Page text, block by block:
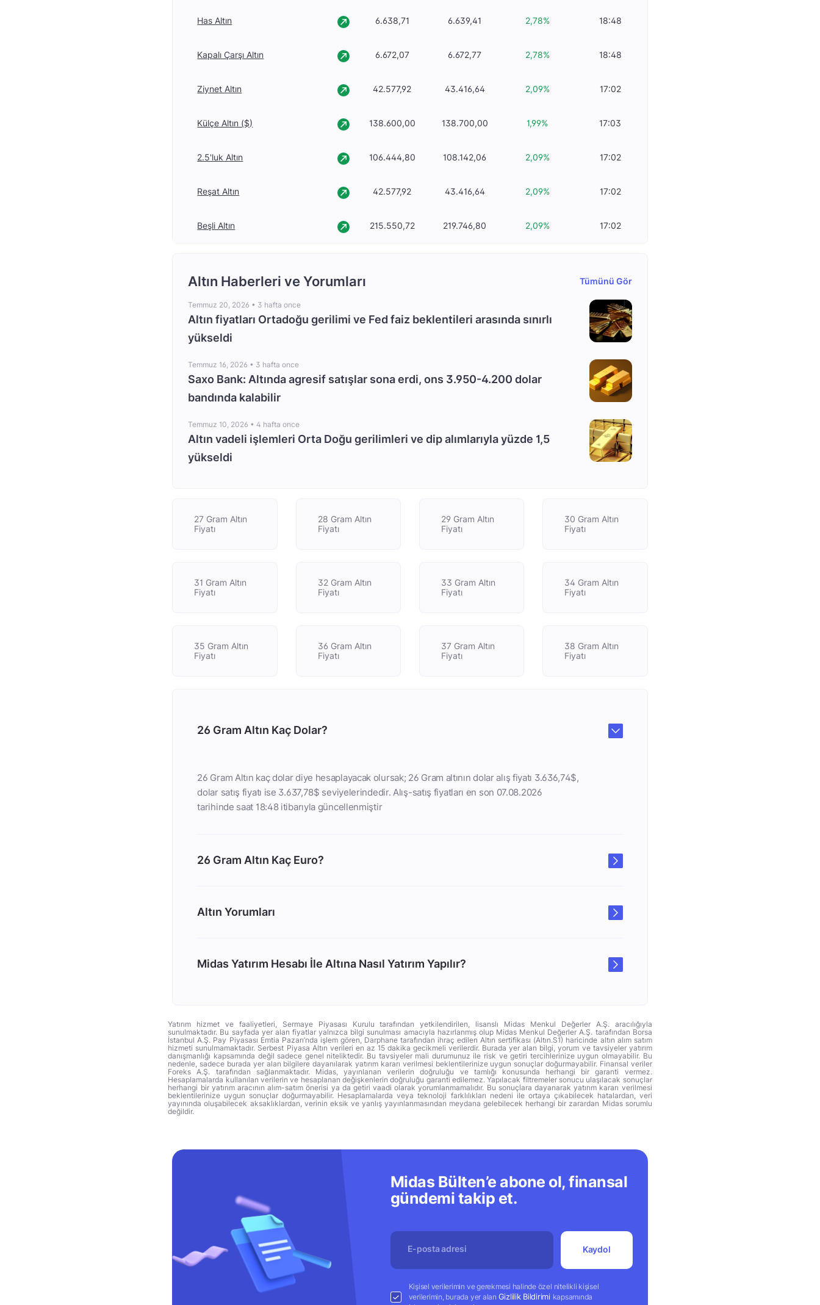
Has Altın 6.638,71 6.639,41 2,78% 18:48
Kapalı Çarşı Altın 6.672,07 6.672,77 2,78% 18:48
Ziynet Altın 42.577,92 43.416,64 2,09% 17:02
Külçe Altın ($) 138.600,00 138.700,00 1,99% 17:03
2.5'luk Altın 106.444,80 108.142,06 2,09% 17:02
Reşat Altın 42.577,92 43.416,64 2,09% 17:02
Beşli Altın 215.550,72 219.746,80 2,09% 17:02
Altın Haberleri ve Yorumları Tümünü Gör
Temmuz 20, 2026 • 3 hafta once
Altın fiyatları Ortadoğu gerilimi ve Fed faiz beklentileri arasında sınırlı
yükseldi
Temmuz 16, 2026 • 3 hafta once
Saxo Bank: Altında agresif satışlar sona erdi, ons 3.950-4.200 dolar
bandında kalabilir
Temmuz 10, 2026 •4 hafta once
Altın vadeli işlemleri Orta Doğu gerilimleri ve dip alımlarıyla yüzde 1,5
yükseldi
27 Gram Altın
Fiyatı
28 Gram Altın
Fiyatı
29 Gram Altın
Fiyatı
30 Gram Altın
Fiyatı
31 Gram Altın
Fiyatı
32 Gram Altın
Fiyatı
33 Gram Altın
Fiyatı
34 Gram Altın
Fiyatı
35 Gram Altın
Fiyatı
36 Gram Altın
Fiyatı
37 Gram Altın
Fiyatı
38 Gram Altın
Fiyatı
26 Gram Altın Kaç Dolar?
26 Gram Altın kaç dolar diye hesaplayacak olursak; 26 Gram altının dolar alış fiyatı 3.636,74$,
dolar satış fiyatı ise 3.637,78$ seviyelerindedir. Alış-satış fiyatları en son 07.08.2026
tarihinde saat 18:48 itibarıyla güncellenmiştir
26 Gram Altın Kaç Euro?
Altın Yorumları
Midas Yatırım Hesabı İle Altına Nasıl Yatırım Yapılır?
Yatırım hizmet ve faaliyetleri, Sermaye Piyasası Kurulu tarafından yetkilendirilen, lisanslı Midas Menkul Değerler A.Ş. aracılığıyla
sunulmaktadır. Bu sayfada yer alan fiyatlar yalnızca bilgi sunulması amacıyla hazırlanmış olup Midas Menkul Değerler A.Ş. tarafından Borsa
İstanbul A.Ş. Pay Piyasası Emtia Pazarı’nda işlem gören, Darphane tarafından ihraç edilen Altın sertifikası (Altın.S1) haricinde altın alım satım
hizmeti sunulmamaktadır. Serbest Piyasa Altın verileri en az 15 dakika gecikmeli verilerdir. Burada yer alan bilgi, yorum ve tavsiyeler yatırım
danışmanlığı kapsamında değil sadece genel niteliktedir. Bu tavsiyeler mali durumunuz ile risk ve getiri tercihlerinize uygun olmayabilir. Bu
nedenle, sadece burada yer alan bilgilere dayanılarak yatırım kararı verilmesi beklentilerinize uygun sonuçlar doğurmayabilir. Finansal veriler
Foreks A.Ş. tarafından sağlanmaktadır. Midas, yayınlanan verilerin doğruluğu ve tamlığı konusunda herhangi bir garanti vermez.
Hesaplamalarda kullanılan verilerin ve hesaplanan değişkenlerin doğruluğu garanti edilemez. Yapılacak filtremeler sonucu ulaşılacak sonuçlar
herhangi bir yatırım aracının alım-satım önerisi ya da getiri vaadi olarak yorumlanmamalıdır. Bu sonuçlara dayanarak yatırım kararı verilmesi
beklentilerinize uygun sonuçlar doğurmayabilir. Hesaplamalarda veya teknoloji farklılıkları nedeni ile ortaya çıkabilecek hatalardan, veri
yayınında oluşabilecek aksaklıklardan, verinin eksik ve yanlış yayınlanmasından meydana gelebilecek herhangi bir zarardan Midas sorumlu
değildir.
Midas Bülten’e abone ol, finansal
gündemi takip et.
Kaydol
Kişisel verilerimin ve gerekmesi halinde özel nitelikli kişisel
verilerimin, burada yer alan Gizlilik Bildirimi kapsamında